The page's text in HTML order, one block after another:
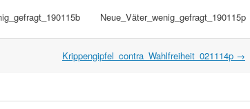
Neue_Väter_wenig_gefragt_190115p
Krippengipfel_contra_Wahlfreiheit_021114p →